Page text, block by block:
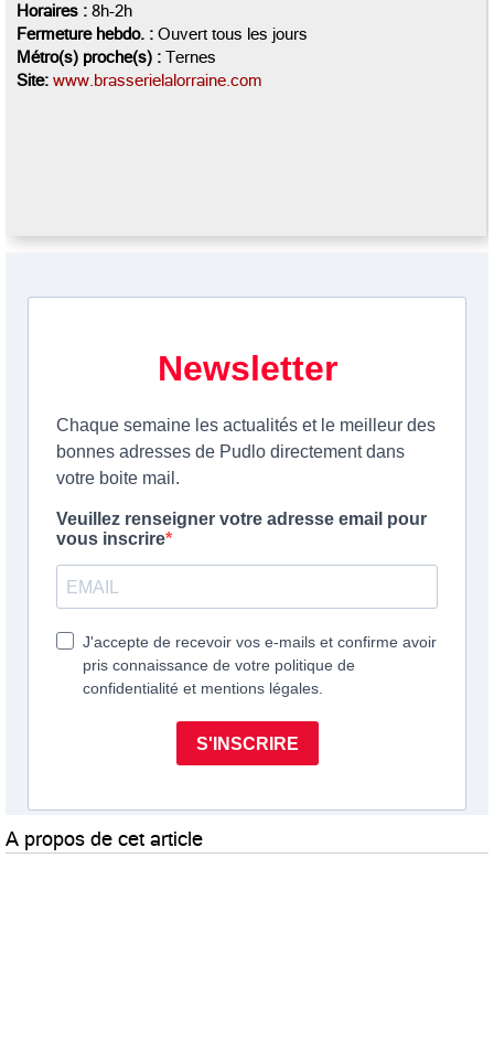
Horaires : 8h-2h
Fermeture hebdo. : Ouvert tous les jours
Métro(s) proche(s) : Ternes
Site: www.brasserielalorraine.com
A propos de cet article